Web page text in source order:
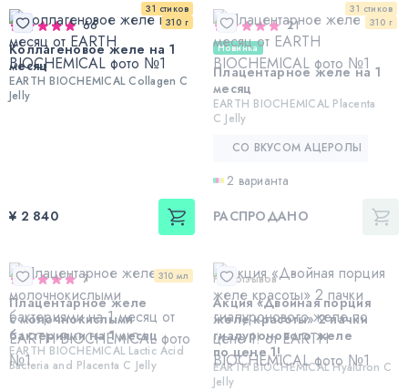
31 стиков
310 г
66
Коллагеновое желе на 1
месяц
EARTH BIOCHEMICAL Collagen C
Jelly
¥ 2 840
31 стиков
310 г
21
Новинка
Плацентарное желе на 1
месяц
EARTH BIOCHEMICAL Placenta
С Jelly
СО ВКУСОМ АЦЕРОЛЫ
2 варианта
РАСПРОДАНО
310 мл
7
Плацентарное желе
с молочнокислыми
бактериями на 1 месяц
EARTH BIOCHEMICAL Lactic Acid
Bacteria and Placenta С Jelly
Нет отзывов
Акция «Двойная порция
желе красоты» 2 пачки
гиалуронового желе
по цене 1!
EARTH BIOCHEMICAL Hyaluron C
Jelly